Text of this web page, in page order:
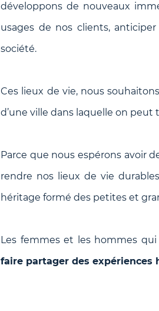
développons de nouveaux
usages de nos clients,
société.
Ces lieux de vie, nous
d’une ville dans laquelle on peut
Parce que nous espérons avoir
rendre nos lieux de vie
héritage formé des petites et
Les femmes et les hommes
faire partager des